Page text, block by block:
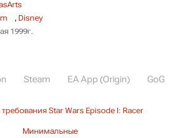
, Disney
1999г.
Steam EA App (Origin) GoG
Star Wars Episode I: Racer
Минимальные